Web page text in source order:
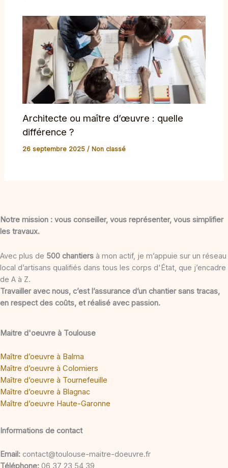
Architecte ou maître d’œuvre : quelle
différence ?
26 septembre 2025/ Non classé
Notre mission : vous conseiller, vous représenter, vous simplifier
les travaux.
Avec plus de 500 chantiers à mon actif, je m’appuie sur un réseau
local d’artisans qualifiés dans tous les corps d'État, que j’encadre
de A à Z.
Travailler avec nous, c’est l’assurance d’un chantier sans tracas,
en respect des coûts, et réalisé avec passion.
Maitre d'oeuvre à Toulouse
Maître d’oeuvre à Balma
Maître d’oeuvre à Colomiers
Maître d’oeuvre à Tournefeuille
Maître d’oeuvre à Blagnac
Maître d’oeuvre Haute-Garonne
Informations de contact
Email: contact@toulouse-maitre-doeuvre.fr
Téléphone: 06 37 23 54 39